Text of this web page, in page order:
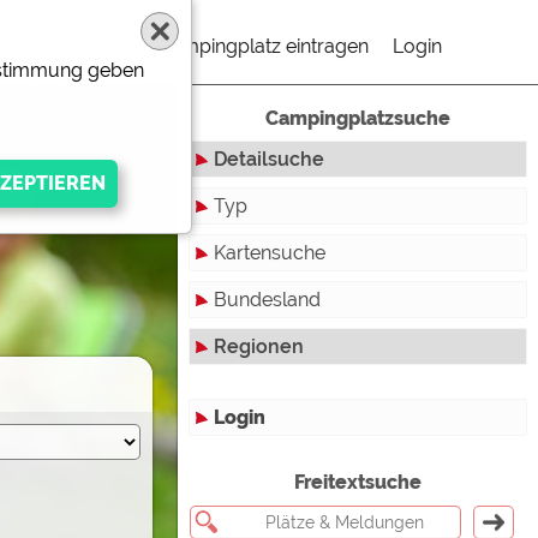
Campingplatz eintragen Login
Campingplatzsuche
Detailsuche
Typ
Touristikstellplätze
Dauerstellplätze
Reisemobilstellplätze
Bungalows
Kartensuche
Bundesland
Baden-Württemberg
Brandenburg
Regionen
Login
Freitextsuche
geben